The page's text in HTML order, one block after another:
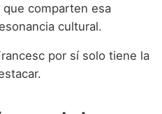
que comparten esa
cultural.
por sí solo tiene la